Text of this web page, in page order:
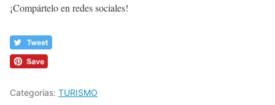
¡Compártelo en redes sociales!
Categorías: TURISMO